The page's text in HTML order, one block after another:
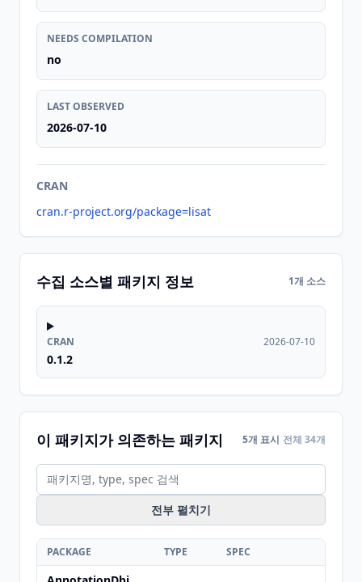
NEEDS COMPILATION
no
LAST OBSERVED
2026-07-10
CRAN
cran.r-project.org/package=lisat
수집 소스별 패키지 정보 1개 소스
CRAN
0.1.2
2026-07-10
이 패키지가 의존하는 패키지 5개 표시 전체 34개
전부 펼치기
PACKAGE TYPE SPEC